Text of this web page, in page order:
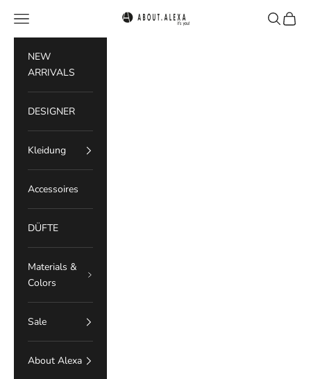
ABOUT.ALEXA
Menü Suchen
NEW
ARRIVALS
DESIGNER
Kleidung
Accessoires
DÜFTE
Materials &
Colors
Sale
About Alexa